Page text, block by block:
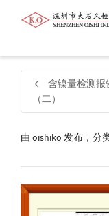
帮我查找新
含镍量检测报
（二）
由 oishiko 发布，分